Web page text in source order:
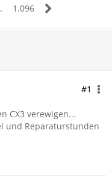
1.096
#1
CX3 verewigen...
und Reparaturstunden